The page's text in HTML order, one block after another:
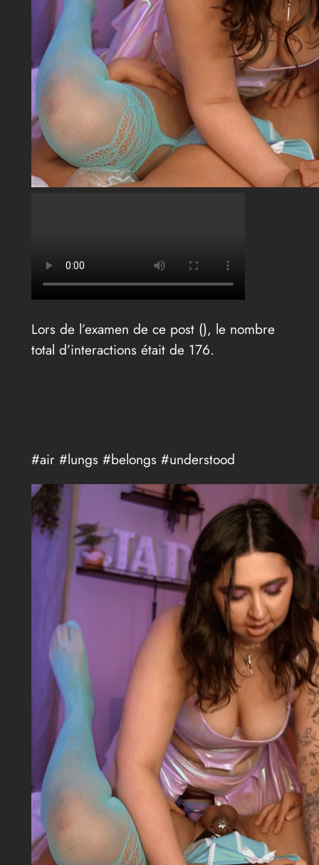
Lors de l’examen de ce post (), le nombre
total d’interactions était de 176.
#air #lungs #belongs #understood